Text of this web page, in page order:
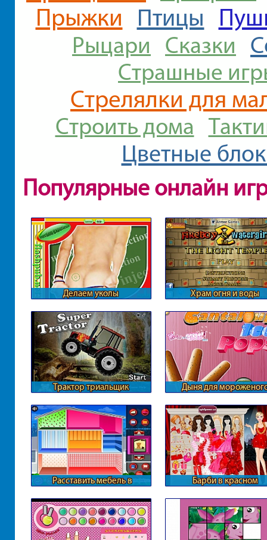
Прыжки Птицы
Рыцари Сказки
Страшные
Стрелялки для
Строить дома
Цветные
Популярные онлайн
Делаем уколы Храм огня и воды
Трактор триальщик Дыня для
Расставить мебель в
Барби в красном